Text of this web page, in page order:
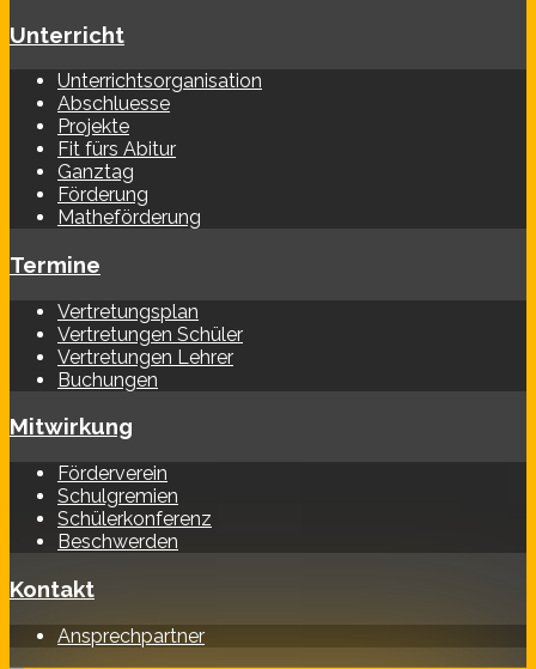
Unterricht
Unterrichtsorganisation
Abschluesse
Projekte
Fit fürs Abitur
Ganztag
Förderung
Matheförderung
Termine
Vertretungsplan
Vertretungen Schüler
Vertretungen Lehrer
Buchungen
Mitwirkung
Förderverein
Schulgremien
Schülerkonferenz
Beschwerden
Kontakt
Ansprechpartner